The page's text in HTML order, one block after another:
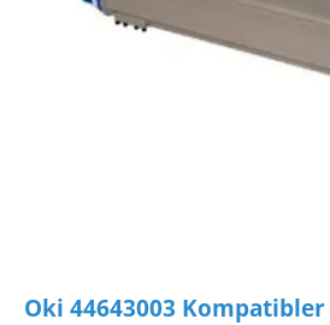
Oki 44643003 Kompatibler